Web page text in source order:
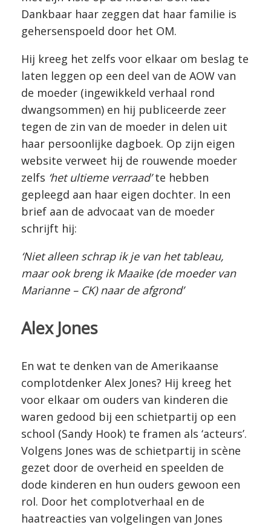
Dankbaar haar zeggen dat haar familie is
gehersenspoeld door het OM.
Hij kreeg het zelfs voor elkaar om beslag te
laten leggen op een deel van de AOW van
de moeder (ingewikkeld verhaal rond
dwangsommen) en hij publiceerde zeer
tegen de zin van de moeder in delen uit
haar persoonlijke dagboek. Op zijn eigen
website verweet hij de rouwende moeder
zelfs ‘het ultieme verraad’te hebben
gepleegd aan haar eigen dochter. In een
brief aan de advocaat van de moeder
schrijft hij:
‘Niet alleen schrap ik je van het tableau,
maar ook breng ik Maaike (de moeder van
Marianne – CK) naar de afgrond’
Alex Jones
En wat te denken van de Amerikaanse
complotdenker Alex Jones? Hij kreeg het
voor elkaar om ouders van kinderen die
waren gedood bij een schietpartij op een
school (Sandy Hook) te framen als ‘acteurs’.
Volgens Jones was de schietpartij in scène
gezet door de overheid en speelden de
dode kinderen en hun ouders gewoon een
rol. Door het complotverhaal en de
haatreacties van volgelingen van Jones